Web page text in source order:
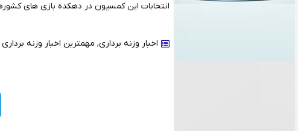
انتخابات این کمسیون در دهکده بازی های
اخبار وزنه برداری, مهمترین اخبار وزنه برداری